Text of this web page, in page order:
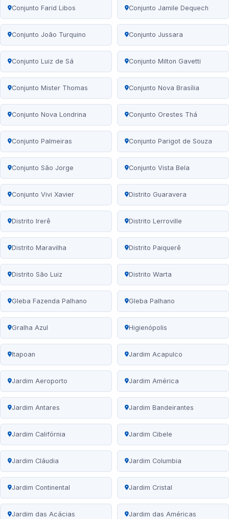
Conjunto Farid Libos Conjunto Jamile Dequech
Conjunto João Turquino Conjunto Jussara
Conjunto Luiz de Sá Conjunto Milton Gavetti
Conjunto Mister Thomas Conjunto Nova Brasília
Conjunto Nova Londrina Conjunto Orestes Thá
Conjunto Palmeiras Conjunto Parigot de Souza
Conjunto São Jorge Conjunto Vista Bela
Conjunto Vivi Xavier Distrito Guaravera
Distrito Irerê Distrito Lerroville
Distrito Maravilha Distrito Paiquerê
Distrito São Luiz Distrito Warta
Gleba Fazenda Palhano Gleba Palhano
Gralha Azul Higienópolis
Itapoan Jardim Acapulco
Jardim Aeroporto Jardim América
Jardim Antares Jardim Bandeirantes
Jardim Califórnia Jardim Cibele
Jardim Cláudia Jardim Columbia
Jardim Continental Jardim Cristal
Jardim das Acácias Jardim das Américas